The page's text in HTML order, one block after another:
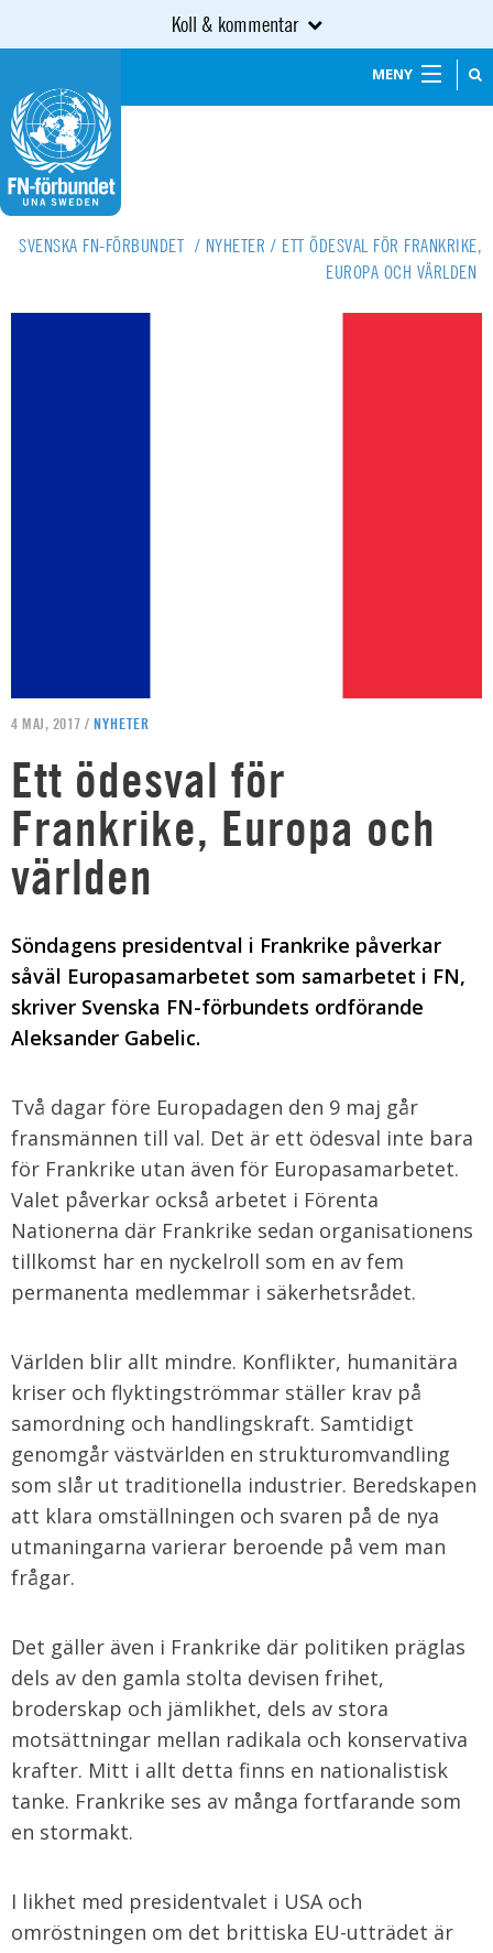
Koll & kommentar
MENY
SVENSKA FN-FÖRBUNDET / NYHETER / ETT ÖDESVAL FÖR FRANKRIKE,
EUROPA OCH VÄRLDEN
4 MAJ, 2017 / NYHETER
Ett ödesval för
Frankrike, Europa och
världen
Söndagens presidentval i Frankrike påverkar
såväl Europasamarbetet som samarbetet i FN,
skriver Svenska FN-förbundets ordförande
Aleksander Gabelic.
Två dagar före Europadagen den 9 maj går
fransmännen till val. Det är ett ödesval inte bara
för Frankrike utan även för Europasamarbetet.
Valet påverkar också arbetet i Förenta
Nationerna där Frankrike sedan organisationens
tillkomst har en nyckelroll som en av fem
permanenta medlemmar i säkerhetsrådet.
Världen blir allt mindre. Konflikter, humanitära
kriser och flyktingströmmar ställer krav på
samordning och handlingskraft. Samtidigt
genomgår västvärlden en strukturomvandling
som slår ut traditionella industrier. Beredskapen
att klara omställningen och svaren på de nya
utmaningarna varierar beroende på vem man
frågar.
Det gäller även i Frankrike där politiken präglas
dels av den gamla stolta devisen frihet,
broderskap och jämlikhet, dels av stora
motsättningar mellan radikala och konservativa
krafter. Mitt i allt detta finns en nationalistisk
tanke. Frankrike ses av många fortfarande som
en stormakt.
I likhet med presidentvalet i USA och
omröstningen om det brittiska EU-utträdet är